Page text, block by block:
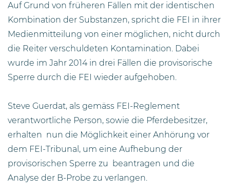
Auf Grund von früheren Fällen mit der identischen
Kombination der Substanzen, spricht die FEI in ihrer
Medienmitteilung von einer möglichen, nicht durch
die Reiter verschuldeten Kontamination. Dabei
wurde im Jahr 2014 in drei Fällen die provisorische
Sperre durch die FEI wieder aufgehoben.
Steve Guerdat, als gemäss FEI-Reglement
verantwortliche Person, sowie die Pferdebesitzer,
erhalten nun die Möglichkeit einer Anhörung vor
dem FEI-Tribunal, um eine Aufhebung der
provisorischen Sperre zu beantragen und die
Analyse der B-Probe zu verlangen.